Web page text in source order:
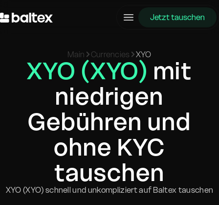
Jetzt tauschen
Main Currencies XYO
XYO (XYO) mit
niedrigen
Gebühren und
ohne KYC
tauschen
XYO (XYO) schnell und unkompliziert auf Baltex tauschen